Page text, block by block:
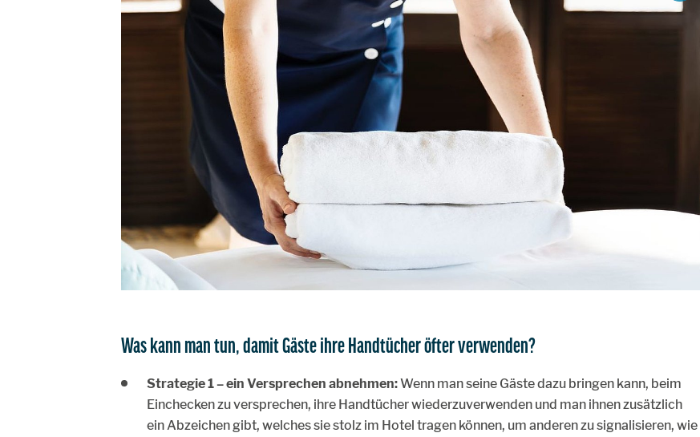
Was kann man tun, damit Gäste ihre Handtücher öfter verwenden?
Strategie 1 – ein Versprechen abnehmen:Wenn man seine Gäste dazu bringen kann, beim
Einchecken zu versprechen, ihre Handtücher wiederzuverwenden und man ihnen zusätzlich
ein Abzeichen gibt, welches sie stolz im Hotel tragen können, um anderen zu signalisieren, wie